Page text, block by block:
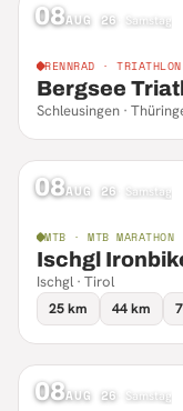
08AUG 26 Samstag
RENNRAD · TRIATHLON
Bergsee
Schleusingen ·
08AUG 26 Samstag
MTB · MTB MARATHON
Ischgl
Ischgl · Tirol
25 km
44 km
08AUG 26 Samstag